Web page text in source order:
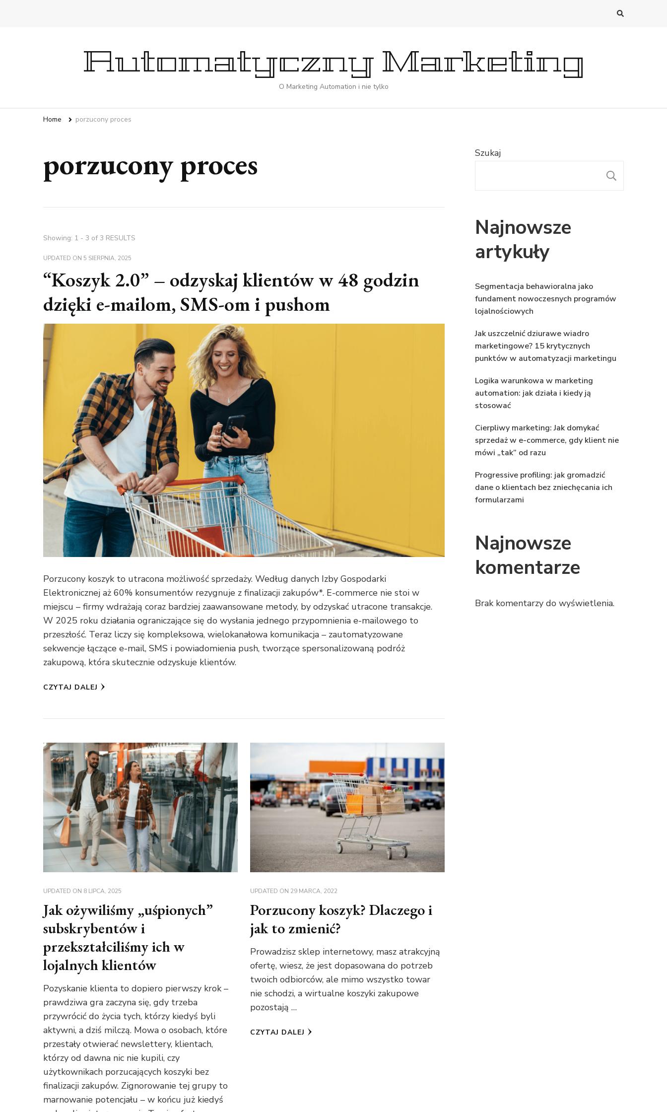
Automatyczny Marketing
O Marketing Automation i nie tylko
Home porzucony proces
porzucony proces
Showing: 1 - 3 of 3 RESULTS
UPDATED ON 5 SIERPNIA, 2025
“Koszyk 2.0” – odzyskaj klientów w 48 godzin
dzięki e-mailom, SMS-om i pushom
Porzucony koszyk to utracona możliwość sprzedaży. Według danych Izby Gospodarki
Elektronicznej aż 60% konsumentów rezygnuje z finalizacji zakupów*. E-commerce nie stoi w
miejscu – firmy wdrażają coraz bardziej zaawansowane metody, by odzyskać utracone transakcje.
W 2025 roku działania ograniczające się do wysłania jednego przypomnienia e-mailowego to
przeszłość. Teraz liczy się kompleksowa, wielokanałowa komunikacja – zautomatyzowane
sekwencje łączące e-mail, SMS i powiadomienia push, tworzące spersonalizowaną podróż
zakupową, która skutecznie odzyskuje klientów.
CZYTAJ DALEJ
UPDATED ON 8 LIPCA, 2025
Jak ożywiliśmy „uśpionych”
subskrybentów i
przekształciliśmy ich w
lojalnych klientów
Pozyskanie klienta to dopiero pierwszy krok –
prawdziwa gra zaczyna się, gdy trzeba
przywrócić do życia tych, którzy kiedyś byli
aktywni, a dziś milczą. Mowa o osobach, które
przestały otwierać newslettery, klientach,
którzy od dawna nic nie kupili, czy
użytkownikach porzucających koszyki bez
finalizacji zakupów. Zignorowanie tej grupy to
marnowanie potencjału – w końcu już kiedyś
UPDATED ON 29 MARCA, 2022
Porzucony koszyk? Dlaczego i
jak to zmienić?
Prowadzisz sklep internetowy, masz atrakcyjną
ofertę, wiesz, że jest dopasowana do potrzeb
twoich odbiorców, ale mimo wszystko towar
nie schodzi, a wirtualne koszyki zakupowe
pozostają …
CZYTAJ DALEJ
Szukaj
Najnowsze
artykuły
Segmentacja behawioralna jako
fundament nowoczesnych programów
lojalnościowych
Jak uszczelnić dziurawe wiadro
marketingowe? 15 krytycznych
punktów w automatyzacji marketingu
Logika warunkowa w marketing
automation: jak działa i kiedy ją
stosować
Cierpliwy marketing: Jak domykać
sprzedaż w e-commerce, gdy klient nie
mówi „tak” od razu
Progressive profiling: jak gromadzić
dane o klientach bez zniechęcania ich
formularzami
Najnowsze
komentarze
Brak komentarzy do wyświetlenia.